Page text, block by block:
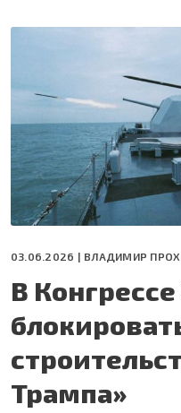
03.06.2026 | ВЛАДИМИР
В
Трампа»